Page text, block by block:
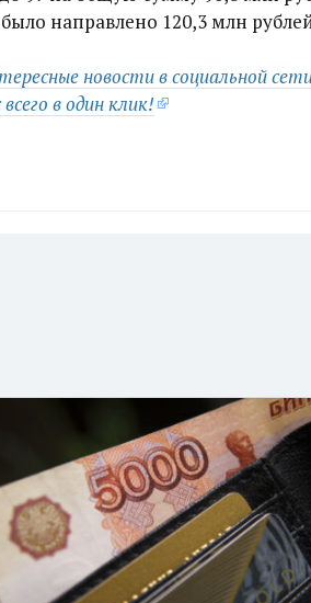
направлено 120,3 млн
новости в социальной
в один клик!